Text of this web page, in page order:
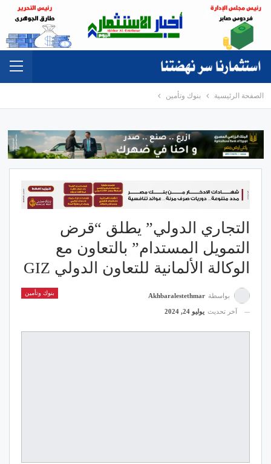
الصفحة الرئيسية بنوك وتأمين
التجاري الدولي” يطلق “قرض
التمويل المستدام” بالتعاون مع
الوكالة الألمانية للتعاون الدولي GIZ
بنوك وتأمين بواسطة Akhbaralestethmar
آخر تحديث يوليو 24, 2024